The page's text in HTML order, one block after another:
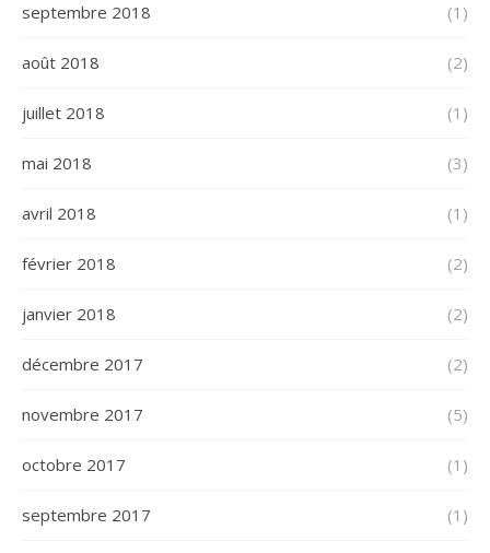
septembre 2018 (1)
août 2018 (2)
juillet 2018 (1)
mai 2018 (3)
avril 2018 (1)
février 2018 (2)
janvier 2018 (2)
décembre 2017 (2)
novembre 2017 (5)
octobre 2017 (1)
septembre 2017 (1)